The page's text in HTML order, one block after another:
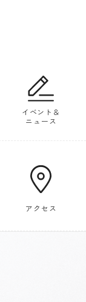
イベント＆
ニュース
アクセス